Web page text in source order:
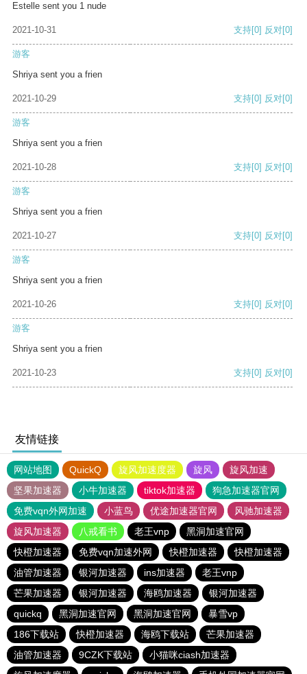
Estelle sent you 1 nude
2021-10-31 支持[0] 反对[0]
游客
Shriya sent you a frien
2021-10-29 支持[0] 反对[0]
游客
Shriya sent you a frien
2021-10-28 支持[0] 反对[0]
游客
Shriya sent you a frien
2021-10-27 支持[0] 反对[0]
游客
Shriya sent you a frien
2021-10-26 支持[0] 反对[0]
游客
Shriya sent you a frien
2021-10-23 支持[0] 反对[0]
友情链接
网站地图 QuickQ 旋风加速度器 旋风
旋风加速
坚果加速器
小牛加速器 tiktok加速器
狗急加速器官网
免费vqn外网加速
小蓝鸟 优途加速器官网
风驰加速器
旋风加速器
八戒看书 老王vnp
黑洞加速官网
快橙加速器
免费vqn加速外网 快橙加速器
快橙加速器
油管加速器
银河加速器 ins加速器
老王vnp
芒果加速器
银河加速器 海鸥加速器
银河加速器
quickq
黑洞加速官网 黑洞加速官网
暴雪vp
186下载站
快橙加速器 海鸥下载站
芒果加速器
油管加速器
9CZK下载站
小猫咪ciash加速器